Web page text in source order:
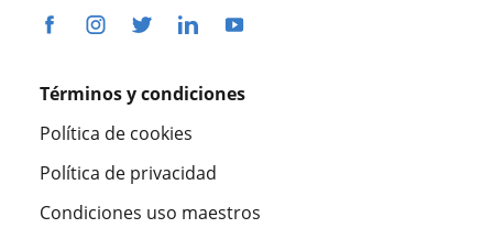
Términos y condiciones
Política de cookies
Política de privacidad
Condiciones uso maestros